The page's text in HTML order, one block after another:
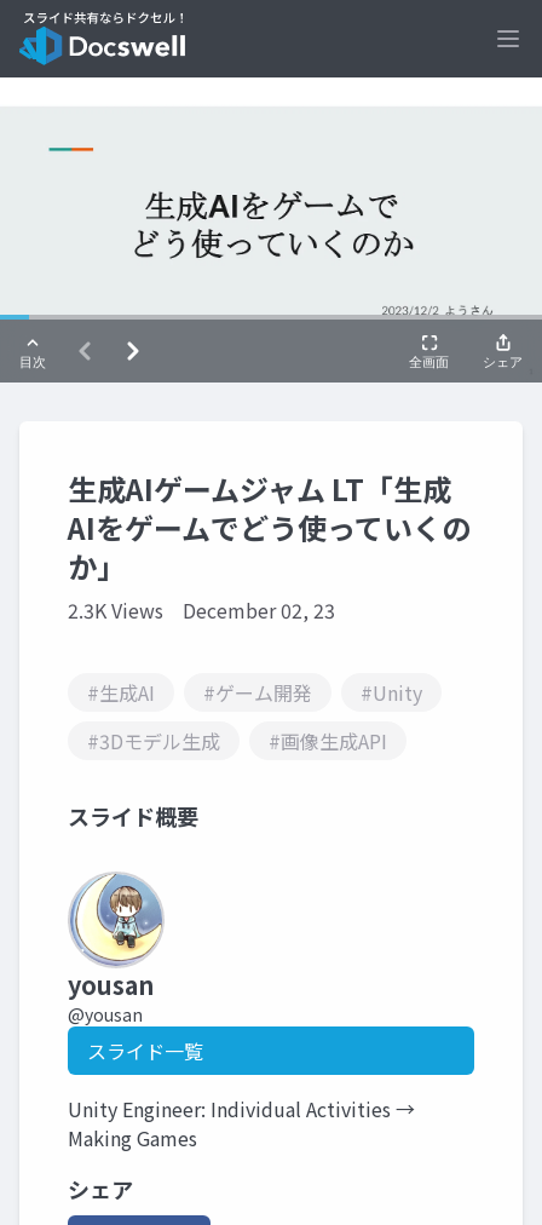
生成AIゲームジャム LT「生成
AIをゲームでどう使っていくの
か」
2.3K Views December 02, 23
#生成AI #ゲーム開発
#Unity
#3Dモデル生成
#画像生成API
スライド概要
yousan
@yousan
スライド一覧
Unity Engineer: Individual Activities →
Making Games
シェア